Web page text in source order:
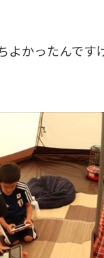
よかったんです